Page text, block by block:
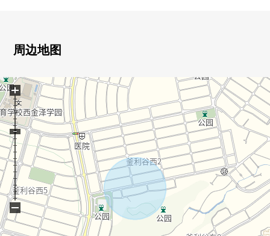
筑。
■ 在找想要的家方面给予帮助的━━━━━・・・
房源的详细、需讨论是如有意向，请跟我们联系。
周边地图
+
−